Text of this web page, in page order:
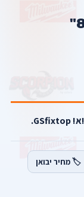
🏷️ מחיר יבואן